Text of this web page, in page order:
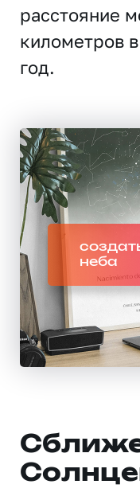
расстояние
километров
год.
неба